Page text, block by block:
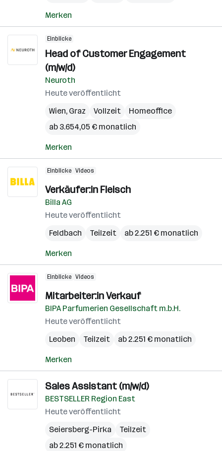
Merken
Einblicke
Head of Customer Engagement
(m/w/d)
Neuroth
Heute veröffentlicht
Wien, Graz Vollzeit
Homeoffice
ab 3.654,05 € monatlich
Merken
Einblicke Videos
Verkäufer:in Fleisch
Billa AG
Heute veröffentlicht
Feldbach
Teilzeit ab 2.251 € monatlich
Merken
Einblicke Videos
Mitarbeiter:in Verkauf
BIPA Parfumerien Gesellschaft m.b.H.
Heute veröffentlicht
Leoben
Teilzeit ab 2.251 € monatlich
Merken
Sales Assistant (m/w/d)
BESTSELLER Region East
Heute veröffentlicht
Seiersberg-Pirka
Teilzeit
ab 2.251 € monatlich